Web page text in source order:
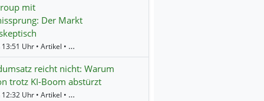
mit
Der Markt
Gestern 13:51 Uhr • Artikel • BörsenNEWS.de
reicht nicht: Warum
trotz KI-Boom abstürzt
Gestern 12:32 Uhr • Artikel • BörsenNEWS.de